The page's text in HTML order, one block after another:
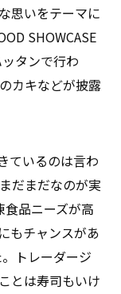
思いをテーマに
SHOWCASE
タンで行わ
カキなどが披露
ているのは言わ
だまだなのが実
品ニーズが高
もチャンスがあ
トレーダージ
とは寿司もいけ